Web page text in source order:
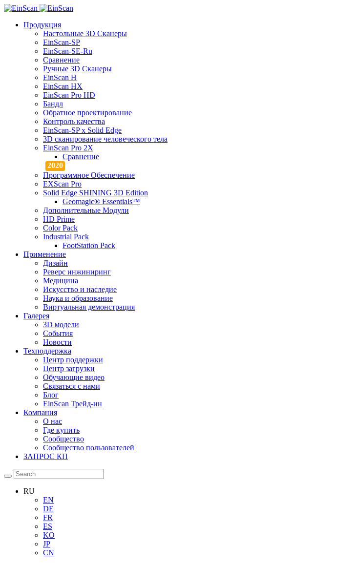
Продукция
Настольные 3D Сканеры
EinScan-SP
EinScan-SE-Ru
Сравнение
Ручные 3D Cканеры
EinScan H
EinScan HX
EinScan Pro HD
Бандл
Обратное проектирование
Контроль качества
EinScan-SP x Solid Edge
3D сканирование человеческого тела
EinScan Pro 2X
Сравнение
Программное Обеспечение
EXScan Pro
Solid Edge SHINING 3D Edition
Geomagic® Essentials™
Дополнительные Модули
HD Prime
Color Pack
Industrial Pack
FootStation Pack
Применение
Дизайн
Реверс инжиниринг
Медицина
Искусство и наследие
Наука и образование
Виртуальная демонстрация
Галерея
3D модели
События
Новости
Техподдержка
Центр поддержки
Центр загрузки
Обучающие видео
Связаться с нами
Блог
EinScan Трейд-ин
Компания
О нас
Где купить
Сообщество
Сообщество пользователей
ЗАПРОС КП
RU
EN
DE
FR
ES
KO
JP
CN